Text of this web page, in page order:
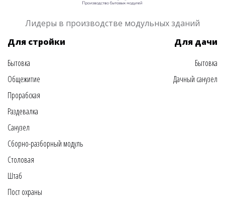
Лидеры в производстве модульных зданий
Для стройки
Бытовка
Общежитие
Прорабская
Раздевалка
Санузел
Сборно-разборный модуль
Столовая
Штаб
Пост охраны
Для дачи
Бытовка
Дачный санузел